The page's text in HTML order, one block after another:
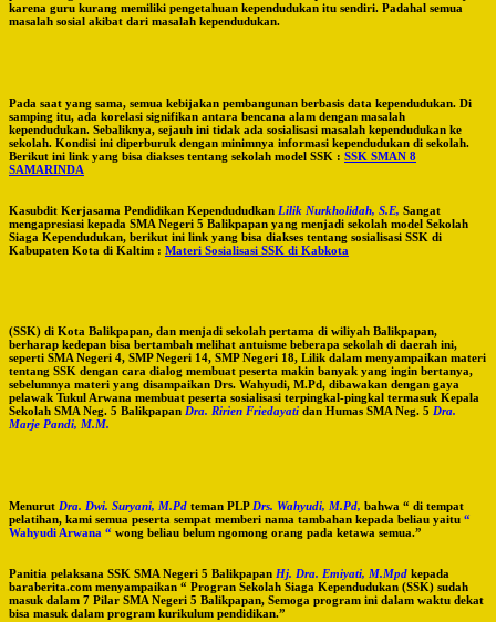
karena guru kurang memiliki pengetahuan kependudukan itu sendiri. Padahal semua
masalah sosial akibat dari masalah kependudukan.
Pada saat yang sama, semua kebijakan pembangunan berbasis data kependudukan. Di
samping itu, ada korelasi signifikan antara bencana alam dengan masalah
kependudukan. Sebaliknya, sejauh ini tidak ada sosialisasi masalah kependudukan ke
sekolah. Kondisi ini diperburuk dengan minimnya informasi kependudukan di sekolah.
Berikut ini link yang bisa diakses tentang sekolah model SSK : SSK SMAN 8
SAMARINDA
Kasubdit Kerjasama Pendidikan Kependududkan Lilik Nurkholidah, S.E, Sangat
mengapresiasi kepada SMA Negeri 5 Balikpapan yang menjadi sekolah model Sekolah
Siaga Kependudukan, berikut ini link yang bisa diakses tentang sosialisasi SSK di
Kabupaten Kota di Kaltim : Materi Sosialisasi SSK di Kabkota
(SSK) di Kota Balikpapan, dan menjadi sekolah pertama di wiliyah Balikpapan,
berharap kedepan bisa bertambah melihat antuisme beberapa sekolah di daerah ini,
seperti SMA Negeri 4, SMP Negeri 14, SMP Negeri 18, Lilik dalam menyampaikan materi
tentang SSK dengan cara dialog membuat peserta makin banyak yang ingin bertanya,
sebelumnya materi yang disampaikan Drs. Wahyudi, M.Pd, dibawakan dengan gaya
pelawak Tukul Arwana membuat peserta sosialisasi terpingkal-pingkal termasuk Kepala
Sekolah SMA Neg. 5 Balikpapan Dra. Ririen Friedayati dan Humas SMA Neg. 5 Dra.
Marje Pandi, M.M.
Menurut Dra. Dwi. Suryani, M.Pd teman PLP Drs. Wahyudi, M.Pd, bahwa “ di tempat
pelatihan, kami semua peserta sempat memberi nama tambahan kepada beliau yaitu “
Wahyudi Arwana “ wong beliau belum ngomong orang pada ketawa semua.”
Panitia pelaksana SSK SMA Negeri 5 Balikpapan Hj. Dra. Emiyati, M.Mpd kepada
baraberita.com menyampaikan “ Progran Sekolah Siaga Kependudukan (SSK) sudah
masuk dalam 7 Pilar SMA Negeri 5 Balikpapan, Semoga program ini dalam waktu dekat
bisa masuk dalam program kurikulum pendidikan.”